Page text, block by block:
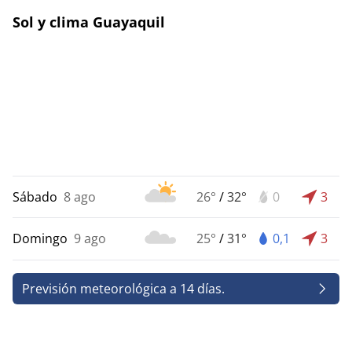
Sol y clima Guayaquil
Sábado 8 ago 26° /32° 0 3
Domingo 9 ago 25° /31° 0,1 3
Previsión meteorológica a 14 días.